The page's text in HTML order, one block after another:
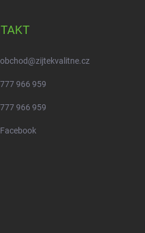
obchod@zijtekvalitne.cz
777 966 959
777 966 959
Facebook